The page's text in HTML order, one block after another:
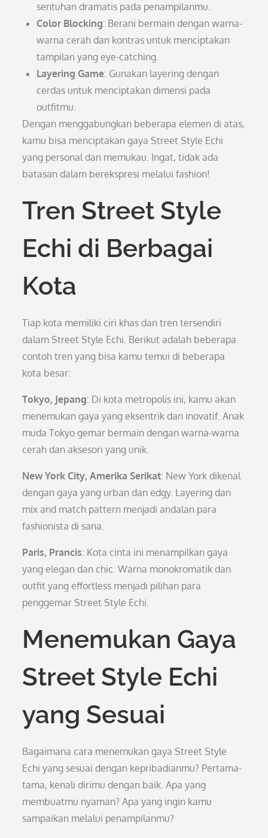
sentuhan dramatis pada penampilanmu.
Color Blocking: Berani bermain dengan warna-
warna cerah dan kontras untuk menciptakan
tampilan yang eye-catching.
Layering Game: Gunakan layering dengan
cerdas untuk menciptakan dimensi pada
outfitmu.
Dengan menggabungkan beberapa elemen di atas,
kamu bisa menciptakan gaya Street Style Echi
yang personal dan memukau. Ingat, tidak ada
batasan dalam berekspresi melalui fashion!
Tren Street Style
Echi di Berbagai
Kota
Tiap kota memiliki ciri khas dan tren tersendiri
dalam Street Style Echi. Berikut adalah beberapa
contoh tren yang bisa kamu temui di beberapa
kota besar:
Tokyo, Jepang: Di kota metropolis ini, kamu akan
menemukan gaya yang eksentrik dan inovatif. Anak
muda Tokyo gemar bermain dengan warna-warna
cerah dan aksesori yang unik.
New York City, Amerika Serikat: New York dikenal
dengan gaya yang urban dan edgy. Layering dan
mix and match pattern menjadi andalan para
fashionista di sana.
Paris, Prancis: Kota cinta ini menampilkan gaya
yang elegan dan chic. Warna monokromatik dan
outfit yang effortless menjadi pilihan para
penggemar Street Style Echi.
Menemukan Gaya
Street Style Echi
yang Sesuai
Bagaimana cara menemukan gaya Street Style
Echi yang sesuai dengan kepribadianmu? Pertama-
tama, kenali dirimu dengan baik. Apa yang
membuatmu nyaman? Apa yang ingin kamu
sampaikan melalui penampilanmu?